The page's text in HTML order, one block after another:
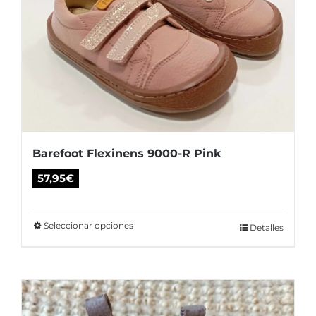
Barefoot Flexinens 9000-R Pink
57,95€
Seleccionar opcionesEste
múltiples
variantes.
Detalles